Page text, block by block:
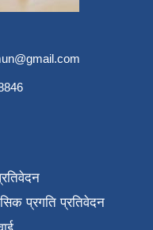
प्रगति प्रतिवेदन